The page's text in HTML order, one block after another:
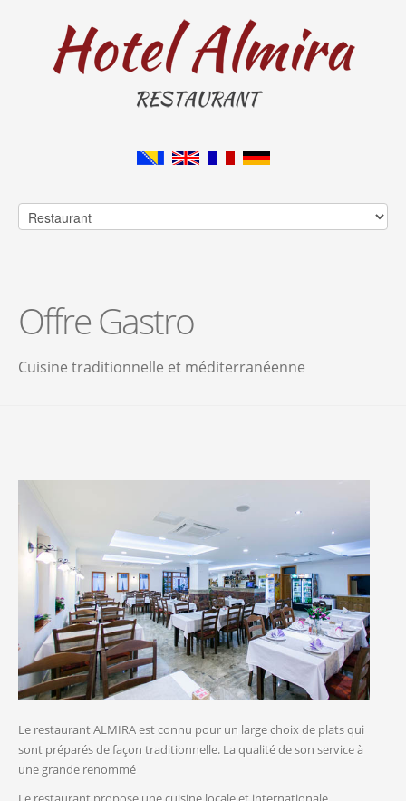
Offre Gastro
Cuisine traditionnelle et méditerranéenne
Le restaurant ALMIRA est connu pour un large choix de plats qui
sont préparés de façon traditionnelle. La qualité de son service à
une grande renommé